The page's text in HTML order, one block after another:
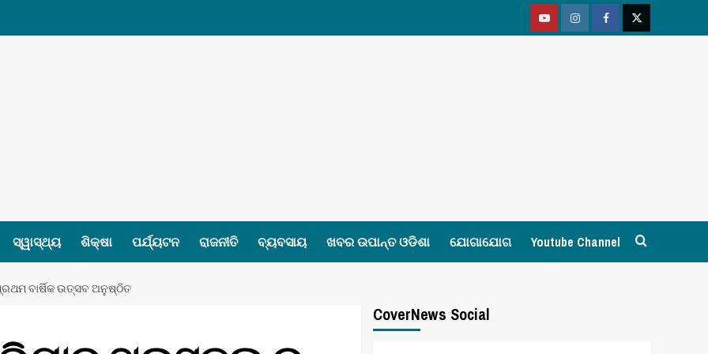
YoutubeVimeoFacebookTwitter
ସ୍ୱାସ୍ଥ୍ୟ ଶିକ୍ଷା ପର୍ଯ୍ୟଟନ ରାଜନୀତି ବ୍ୟବସାୟ ଖବର ଉପାନ୍ତ ଓଡିଶା ଯୋଗାଯୋଗ Youtube Channel
ବାର୍ଷିକ ଉତ୍ସବ ଅନୁଷ୍ଠିତ
CoverNews Social